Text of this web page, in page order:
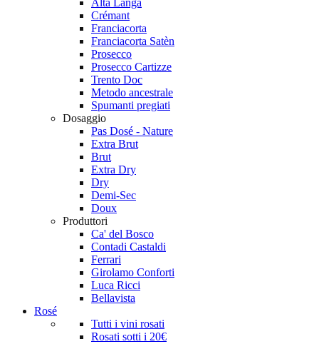
Alta Langa
Crémant
Franciacorta
Franciacorta Satèn
Prosecco
Prosecco Cartizze
Trento Doc
Metodo ancestrale
Spumanti pregiati
Dosaggio
Pas Dosé - Nature
Extra Brut
Brut
Extra Dry
Dry
Demi-Sec
Doux
Produttori
Ca' del Bosco
Contadi Castaldi
Ferrari
Girolamo Conforti
Luca Ricci
Bellavista
Rosé
Tutti i vini rosati
Rosati sotti i 20€